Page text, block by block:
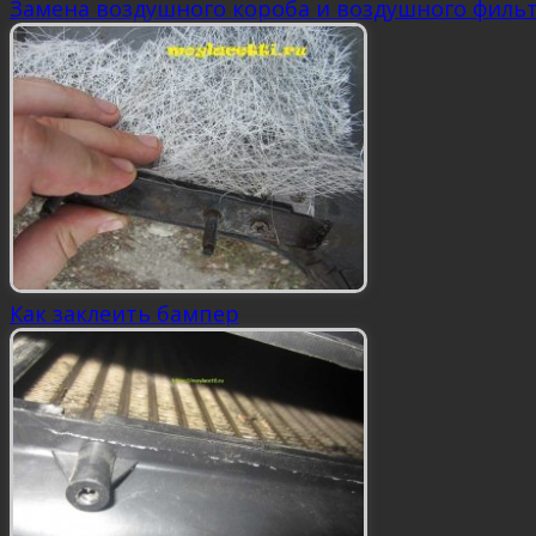
Замена воздушного короба и воздушного
Как заклеить бампер